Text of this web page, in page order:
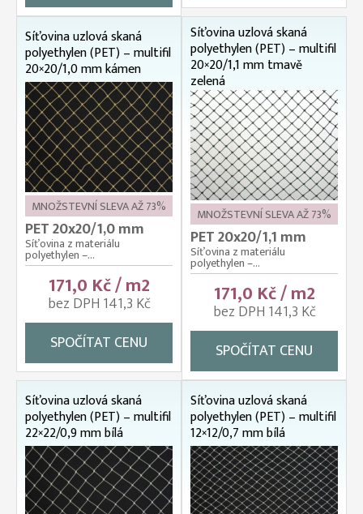
Síťovina uzlová skaná
polyethylen (PET) – multifil
20×20/1,0 mm kámen
MNOŽSTEVNÍ SLEVA AŽ 73%
PET 20x20/1,0 mm
Síťovina z materiálu
polyethylen –...
171,0 Kč / m2
bez DPH 141,3 Kč
SPOČÍTAT CENU
Síťovina uzlová skaná
polyethylen (PET) – multifil
20×20/1,1 mm tmavě
zelená
MNOŽSTEVNÍ SLEVA AŽ 73%
PET 20x20/1,1 mm
Síťovina z materiálu
polyethylen –...
171,0 Kč / m2
bez DPH 141,3 Kč
SPOČÍTAT CENU
Síťovina uzlová skaná
polyethylen (PET) – multifil
22×22/0,9 mm bílá
Síťovina uzlová skaná
polyethylen (PET) – multifil
12×12/0,7 mm bílá